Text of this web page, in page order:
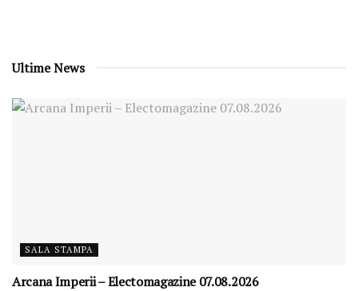
Ultime News
SALA STAMPA
Arcana Imperii – Electomagazine 07.08.2026